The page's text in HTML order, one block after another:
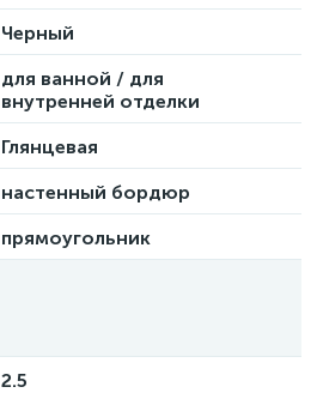
Черный
для ванной / для
внутренней отделки
Глянцевая
настенный бордюр
прямоугольник
2.5